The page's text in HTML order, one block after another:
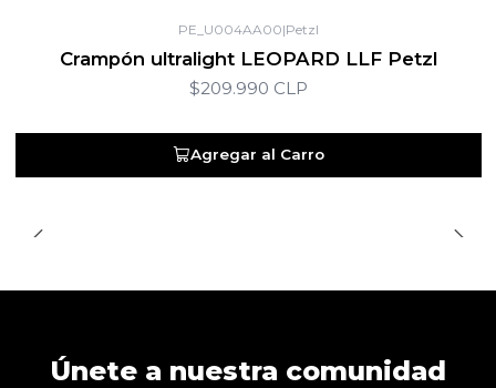
PE_U004AA00|Petzl
Crampón ultralight LEOPARD LLF Petzl
$209.990 CLP
Agregar al Carro
Únete a nuestra comunidad